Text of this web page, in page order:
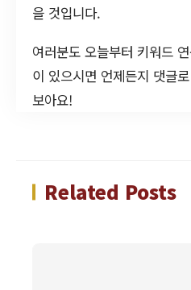
을 것입니다.
여러분도 오늘부터 키워드
이 있으시면 언제든지 댓글
보아요!
Related Posts